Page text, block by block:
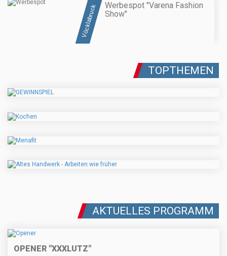
Vöcklabruck
Werbespot "Varena Fashion
Show"
TOPTHEMEN
AKTUELLES PROGRAMM
OPENER "XXXLUTZ"